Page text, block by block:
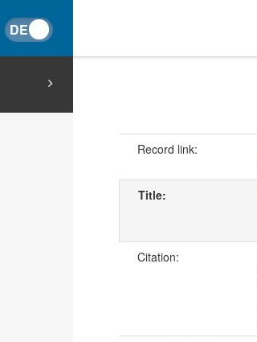
Record link:
Title:
Citation: